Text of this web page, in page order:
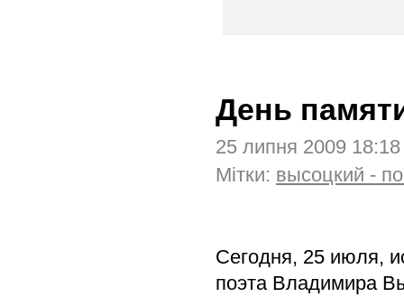
День
25 липня 2009
Мітки: высоцкий -
Сегодня, 25 июля,
поэта Владимира